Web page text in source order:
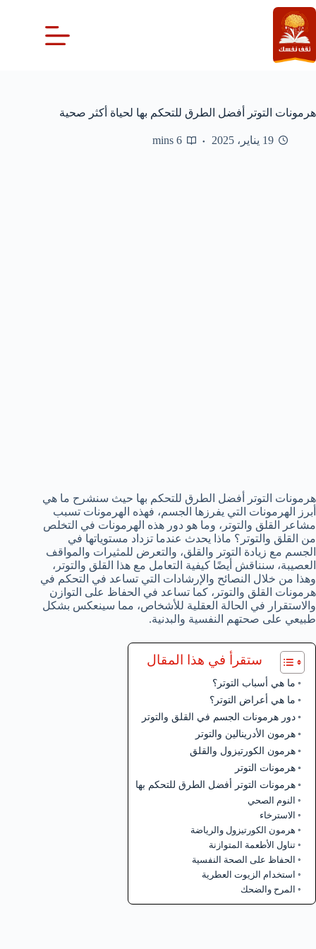
التجاوز
إلى
المحتوى
هرمونات التوتر أفضل الطرق للتحكم بها لحياة أكثر صحية
19 يناير، 2025 6 mins
هرمونات التوتر أفضل الطرق للتحكم بها حيث سنشرح ما هي
أبرز الهرمونات التي يفرزها الجسم، فهذه الهرمونات تسبب
مشاعر القلق والتوتر، وما هو دور هذه الهرمونات في التخلص
من القلق والتوتر؟ ماذا يحدث عندما تزداد مستوياتها في
الجسم مع زيادة التوتر والقلق، والتعرض للمثيرات والمواقف
العصيبة، سنناقش أيضًا كيفية التعامل مع هذا القلق والتوتر،
وهذا من خلال النصائح والإرشادات التي تساعد في التحكم في
هرمونات القلق والتوتر، كما تساعد في الحفاظ على التوازن
والاستقرار في الحالة العقلية للأشخاص، مما سينعكس بشكل
طبيعي على صحتهم النفسية والبدنية.
ستقرأ في هذا المقال
ما هي أسباب التوتر؟
ما هي أعراض التوتر؟
دور هرمونات الجسم في القلق والتوتر
هرمون الأدرينالين والتوتر
هرمون الكورتيزول والقلق
هرمونات التوتر
هرمونات التوتر أفضل الطرق للتحكم بها
النوم الصحي
الاسترخاء
هرمون الكورتيزول والرياضة
تناول الأطعمة المتوازنة
الحفاظ على الصحة النفسية
استخدام الزيوت العطرية
المرح والضحك